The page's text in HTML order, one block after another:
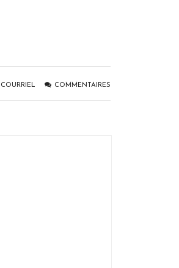
COURRIEL COMMENTAIRES